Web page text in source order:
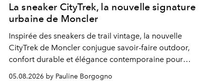
La sneaker CityTrek, la nouvelle signature
urbaine de Moncler
Inspirée des sneakers de trail vintage, la nouvelle
CityTrek de Moncler conjugue savoir-faire outdoor,
confort durable et élégance contemporaine pour
05.08.2026 by Pauline Borgogno